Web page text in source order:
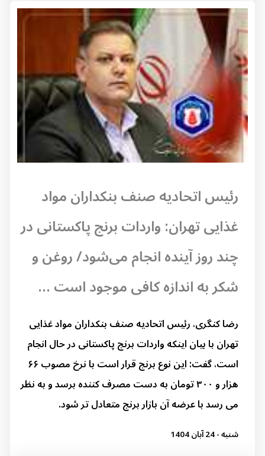
رئیس اتحادیه صنف بنکداران مواد
غذایی تهران: واردات برنج پاکستانی در
چند روز آینده انجام می‌شود/ روغن و
شکر به اندازه کافی موجود است ...
رضا کنگری، رئیس اتحادیه صنف بنکداران مواد غذایی
تهران با بیان اینکه واردات برنج پاکستانی در حال انجام
است، گفت: این نوع برنج قرار است با نرخ مصوب ۶۶
هزار و ۳۰۰ تومان به دست مصرف کننده برسد و به نظر
می رسد با عرضه آن بازار برنج متعادل تر شود.
شنبه - 24 آبان 1404